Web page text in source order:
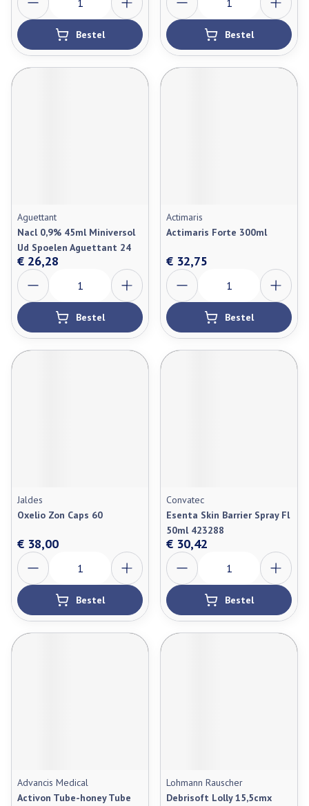
Bestel Bestel
Aguettant
Nacl 0,9% 45ml Miniversol
Ud Spoelen Aguettant 24
€ 26,28
Aantal
Bestel
Actimaris
Actimaris Forte 300ml
€ 32,75
Aantal
Bestel
Jaldes
Oxelio Zon Caps 60
€ 38,00
Aantal
Bestel
Convatec
Esenta Skin Barrier Spray Fl
50ml 423288
€ 30,42
Aantal
Bestel
Advancis Medical
Activon Tube-honey Tube
Lohmann Rauscher
Debrisoft Lolly 15,5cmx